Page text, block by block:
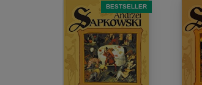
BESTSELLER